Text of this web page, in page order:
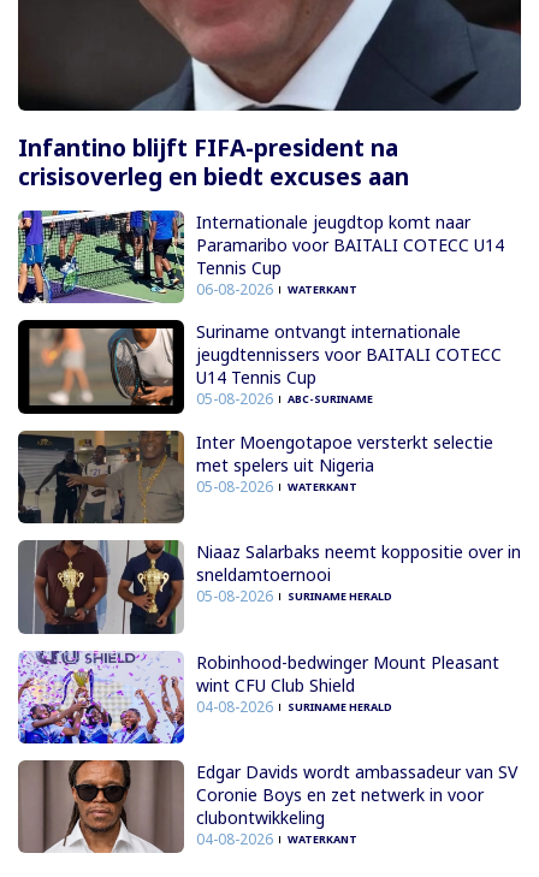
Infantino blijft FIFA-president na
crisisoverleg en biedt excuses aan
Internationale jeugdtop komt naar
Paramaribo voor BAITALI COTECC U14
Tennis Cup
06-08-2026 WATERKANT
Suriname ontvangt internationale
jeugdtennissers voor BAITALI COTECC
U14 Tennis Cup
05-08-2026 ABC-SURINAME
Inter Moengotapoe versterkt selectie
met spelers uit Nigeria
05-08-2026 WATERKANT
Niaaz Salarbaks neemt koppositie over in
sneldamtoernooi
05-08-2026 SURINAME HERALD
Robinhood-bedwinger Mount Pleasant
wint CFU Club Shield
04-08-2026 SURINAME HERALD
Edgar Davids wordt ambassadeur van SV
Coronie Boys en zet netwerk in voor
clubontwikkeling
04-08-2026 WATERKANT